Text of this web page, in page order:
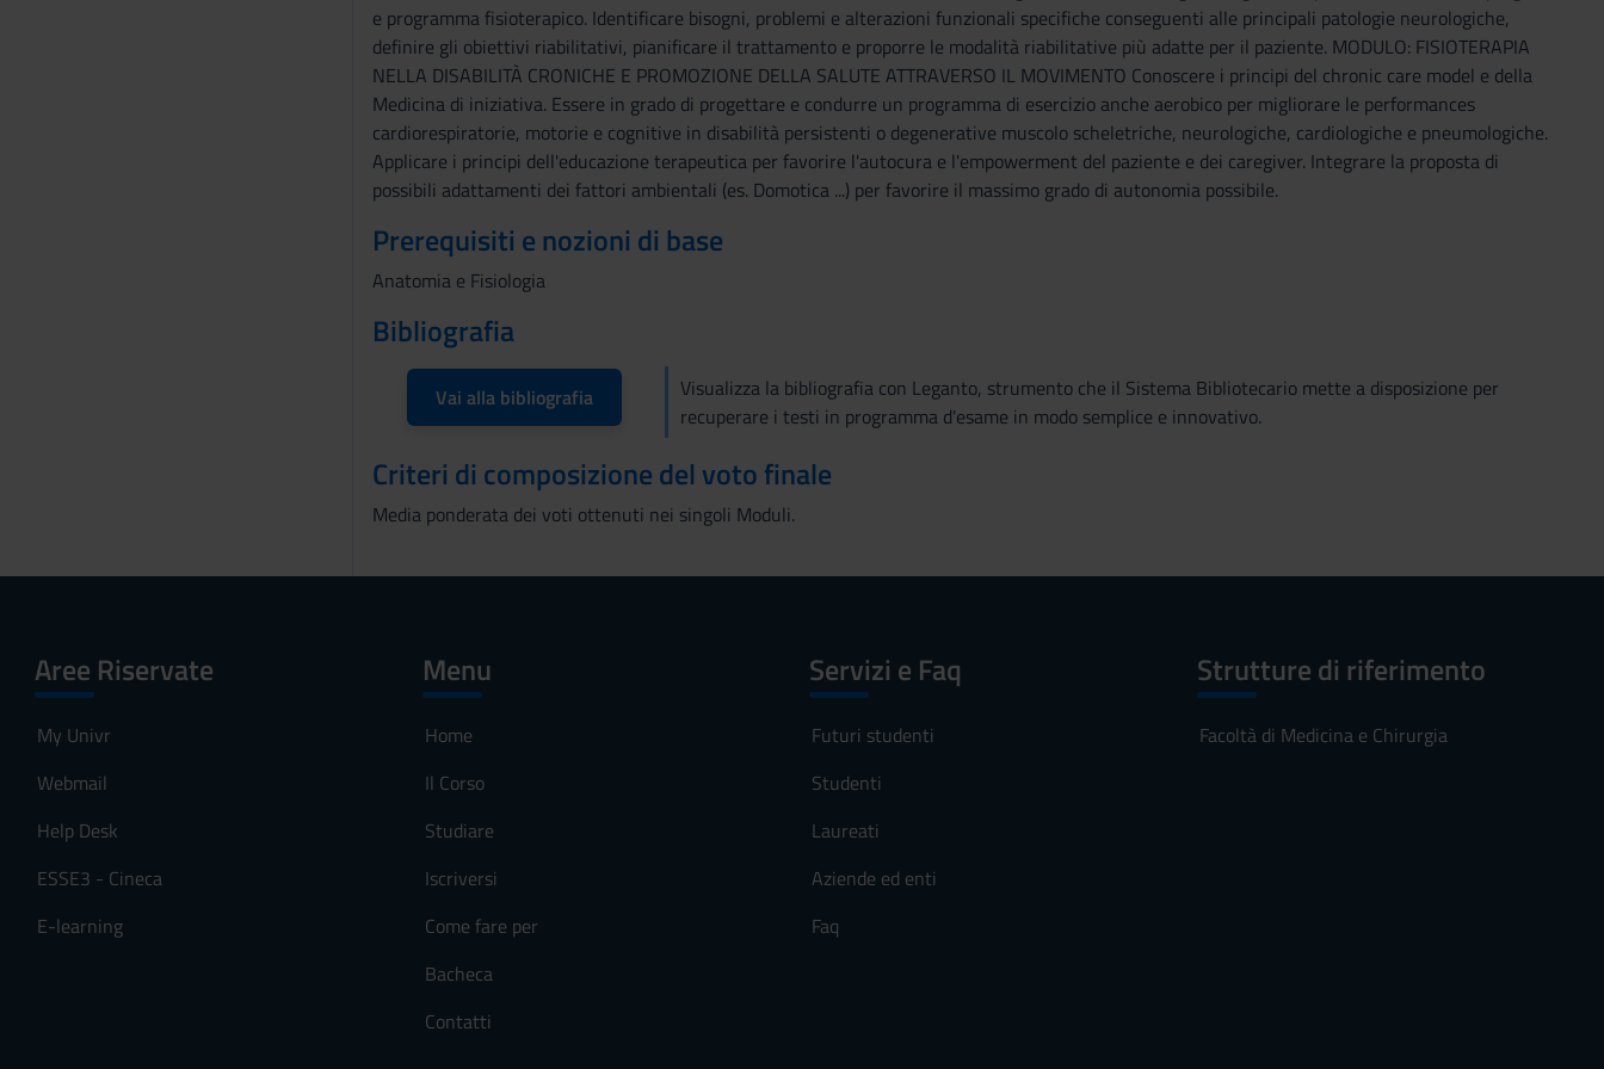
e programma fisioterapico. Identificare bisogni, problemi e alterazioni funzionali specifiche conseguenti alle principali patologie neurologiche,
definire gli obiettivi riabilitativi, pianificare il trattamento e proporre le modalità riabilitative più adatte per il paziente. MODULO: FISIOTERAPIA
NELLA DISABILITÀ CRONICHE E PROMOZIONE DELLA SALUTE ATTRAVERSO IL MOVIMENTO Conoscere i principi del chronic care model e della
Medicina di iniziativa. Essere in grado di progettare e condurre un programma di esercizio anche aerobico per migliorare le performances
cardiorespiratorie, motorie e cognitive in disabilità persistenti o degenerative muscolo scheletriche, neurologiche, cardiologiche e pneumologiche.
Applicare i principi dell'educazione terapeutica per favorire l'autocura e l'empowerment del paziente e dei caregiver. Integrare la proposta di
possibili adattamenti dei fattori ambientali (es. Domotica ...) per favorire il massimo grado di autonomia possibile.
Prerequisiti e nozioni di base
Anatomia e Fisiologia
Bibliografia
Vai alla bibliografia
Visualizza la bibliografia con Leganto, strumento che il Sistema Bibliotecario mette a disposizione per
recuperare i testi in programma d'esame in modo semplice e innovativo.
Criteri di composizione del voto finale
Media ponderata dei voti ottenuti nei singoli Moduli.
Aree Riservate
My Univr
Webmail
Help Desk
ESSE3 - Cineca
E-learning
Menu
Home
Il Corso
Studiare
Iscriversi
Come fare per
Bacheca
Contatti
Servizi e Faq
Futuri studenti
Studenti
Laureati
Aziende ed enti
Faq
Strutture di riferimento
Facoltà di Medicina e Chirurgia